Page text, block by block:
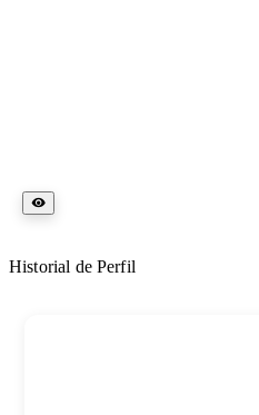
Historial de Perfil